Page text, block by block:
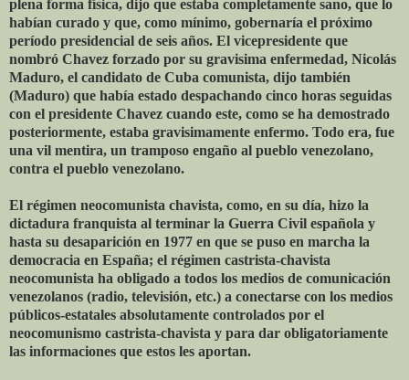
plena forma física, dijo que estaba completamente sano, que lo
habían curado y que, como mínimo, gobernaría el próximo
período presidencial de seis años. El vicepresidente que
nombró Chavez forzado por su gravisima enfermedad, Nicolás
Maduro, el candidato de Cuba comunista, dijo también
(Maduro) que había estado despachando cinco horas seguidas
con el presidente Chavez cuando este, como se ha demostrado
posteriormente, estaba gravisimamente enfermo. Todo era, fue
una vil mentira, un tramposo engaño al pueblo venezolano,
contra el pueblo venezolano.
El régimen neocomunista chavista, como, en su día, hizo la
dictadura franquista al terminar la Guerra Civil española y
hasta su desaparición en 1977 en que se puso en marcha la
democracia en España; el régimen castrista-chavista
neocomunista ha obligado a todos los medios de comunicación
venezolanos (radio, televisión, etc.) a conectarse con los medios
públicos-estatales absolutamente controlados por el
neocomunismo castrista-chavista y para dar obligatoriamente
las informaciones que estos les aportan.